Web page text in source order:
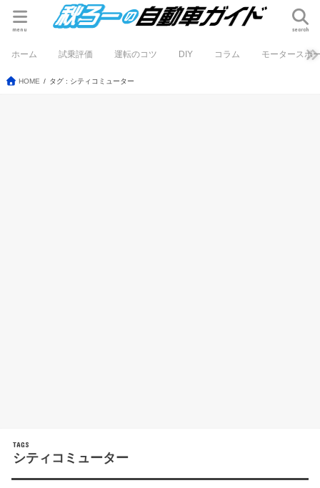
search
menu
ホーム 試乗評価 運転のコツ DIY コラム モータースポ
HOME タグ : シティコミューター
シティコミューター